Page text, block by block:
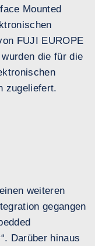
Mounted
FUJI EUROPE
die für die
zugeliefert.
weiteren
gegangen
Darüber hinaus